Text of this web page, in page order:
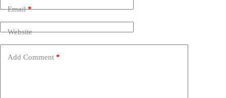
Email*
Website
Add Comment *